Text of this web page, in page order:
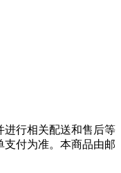
进行相关配送和售后等
支付为准。本商品由邮